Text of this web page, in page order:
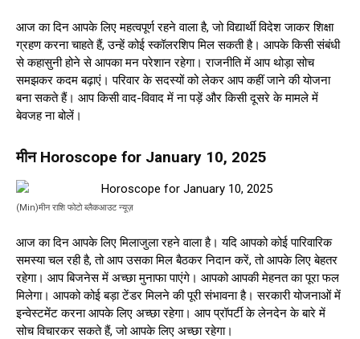
आज का दिन आपके लिए महत्वपूर्ण रहने वाला है, जो विद्यार्थी विदेश जाकर शिक्षा
ग्रहण करना चाहते हैं, उन्हें कोई स्कॉलरशिप मिल सकती है। आपके किसी संबंधी
से कहासुनी होने से आपका मन परेशान रहेगा। राजनीति में आप थोड़ा सोच
समझकर कदम बढ़ाएं। परिवार के सदस्यों को लेकर आप कहीं जाने की योजना
बना सकते हैं। आप किसी वाद-विवाद में ना पड़ें और किसी दूसरे के मामले में
बेवजह ना बोलें।
मीन Horoscope for January 10, 2025
(Min)मीन राशि फोटो ब्लैकआउट न्यूज़
आज का दिन आपके लिए मिलाजुला रहने वाला है। यदि आपको कोई पारिवारिक
समस्या चल रही है, तो आप उसका मिल बैठकर निदान करें, तो आपके लिए बेहतर
रहेगा। आप बिजनेस में अच्छा मुनाफा पाएंगे। आपको आपकी मेहनत का पूरा फल
मिलेगा। आपको कोई बड़ा टेंडर मिलने की पूरी संभावना है। सरकारी योजनाओं में
इन्वेस्टमेंट करना आपके लिए अच्छा रहेगा। आप प्रॉपर्टी के लेनदेन के बारे में
सोच विचारकर सकते हैं, जो आपके लिए अच्छा रहेगा।